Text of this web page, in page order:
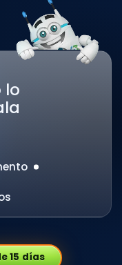
lo
15 días